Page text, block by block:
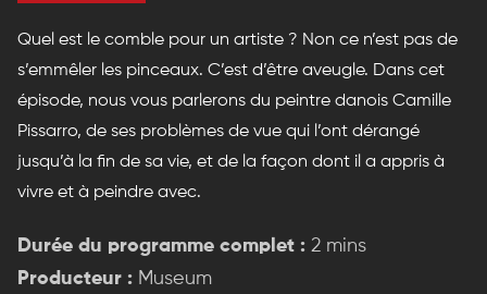
Quel est le comble pour un artiste ? Non ce n’est pas de
s’emmêler les pinceaux. C’est d’être aveugle. Dans cet
épisode, nous vous parlerons du peintre danois Camille
Pissarro, de ses problèmes de vue qui l’ont dérangé
jusqu’à la fin de sa vie, et de la façon dont il a appris à
vivre et à peindre avec.
Durée du programme complet : 2 mins
Producteur : Museum